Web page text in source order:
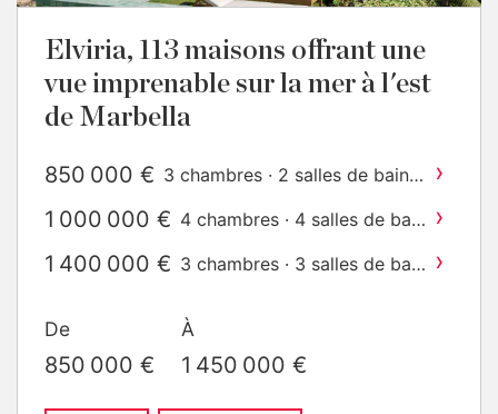
Elviria, 113 maisons offrant une
vue imprenable sur la mer à l'est
de Marbella
850 000 € 3 chambres · 2 salles de bain ·
›
1 000 000 € 4 chambres · 4 salles de bain ›
1 400 000 € 3 chambres · 3 salles de bain ›
De
850 000 €
À
1 450 000 €